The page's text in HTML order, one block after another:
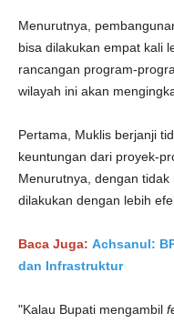
Menurutnya,
bisa dilakukan empat kali
rancangan program-
wilayah ini akan
Pertama, Muklis berjanji
keuntungan dari proyek-
Menurutnya, dengan tidak
dilakukan dengan lebih
Baca Juga: Achsanul:
dan Infrastruktur
"Kalau Bupati mengambil